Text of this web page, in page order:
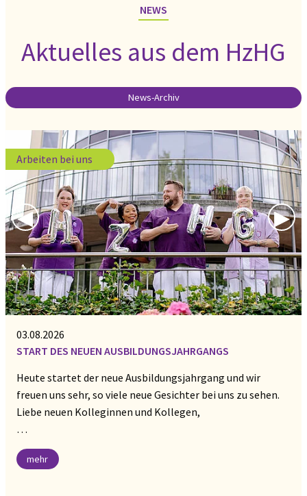
NEWS
Aktuelles aus dem HzHG
News-Archiv
Previous Slide
◀︎ ▶︎
Arbeiten bei uns
03.08.2026
START DES NEUEN AUSBILDUNGSJAHRGANGS
Heute startet der neue Ausbildungsjahrgang und wir
freuen uns sehr, so viele neue Gesichter bei uns zu sehen.
Liebe neuen Kolleginnen und Kollegen,
…
mehr